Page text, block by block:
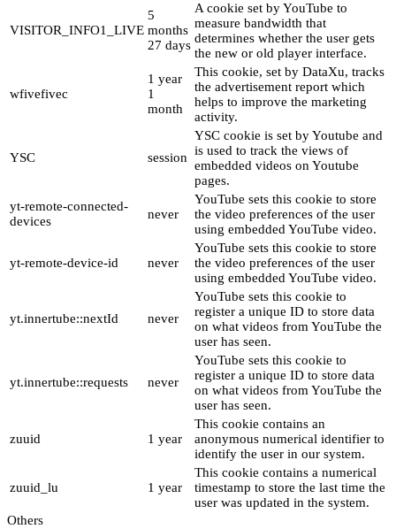
VISITOR_INFO1_LIVE
5
months
27 days
A cookie set by YouTube to
measure bandwidth that
determines whether the user gets
the new or old player interface.
wfivefivec
1 year
1
month
This cookie, set by DataXu, tracks
the advertisement report which
helps to improve the marketing
activity.
YSC session
YSC cookie is set by Youtube and
is used to track the views of
embedded videos on Youtube
pages.
yt-remote-connected-
devices
never
YouTube sets this cookie to store
the video preferences of the user
using embedded YouTube video.
yt-remote-device-id never
YouTube sets this cookie to store
the video preferences of the user
using embedded YouTube video.
yt.innertube::nextId never
YouTube sets this cookie to
register a unique ID to store data
on what videos from YouTube the
user has seen.
yt.innertube::requests never
YouTube sets this cookie to
register a unique ID to store data
on what videos from YouTube the
user has seen.
zuuid 1 year
This cookie contains an
anonymous numerical identifier to
identify the user in our system.
zuuid_lu 1 year
This cookie contains a numerical
timestamp to store the last time the
user was updated in the system.
Others